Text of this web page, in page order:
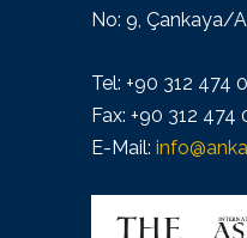
No: 9, Çankaya/
Tel: +90 312 474
Fax: +90 312 474
E-Mail: